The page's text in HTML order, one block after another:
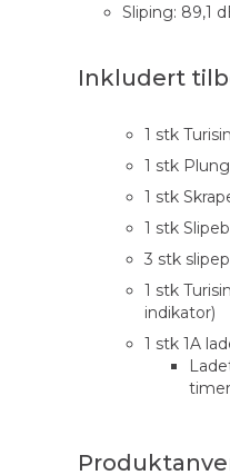
Sliping: 89,1
Inkludert
1 stk
1 stk
1 stk
1 stk
3 stk
1 stk
indikator)
1 stk 1A